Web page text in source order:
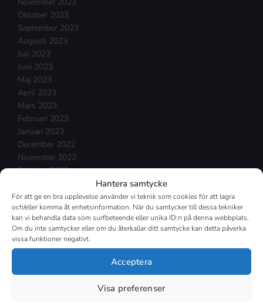
Hantera samtycke
För att ge en bra upplevelse använder vi teknik som cookies för att lagra
och/eller komma åt enhetsinformation. När du samtycker till dessa tekniker
kan vi behandla data som surfbeteende eller unika ID:n på denna webbplats.
Om du inte samtycker eller om du återkallar ditt samtycke kan detta påverka
vissa funktioner negativt.
Acceptera
Visa preferenser
November 2023
Oktober 2023
September 2023
Augusti 2023
Juli 2023
Juni 2023
Maj 2023
April 2023
Mars 2023
Februari 2023
Januari 2023
December 2022
November 2022
Oktober 2022
Augusti 2022
Juli 2022
Juni 2022
Maj 2022
April 2022
Februari 2022